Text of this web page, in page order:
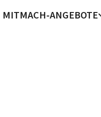
MITMACH-ANGEBOTE